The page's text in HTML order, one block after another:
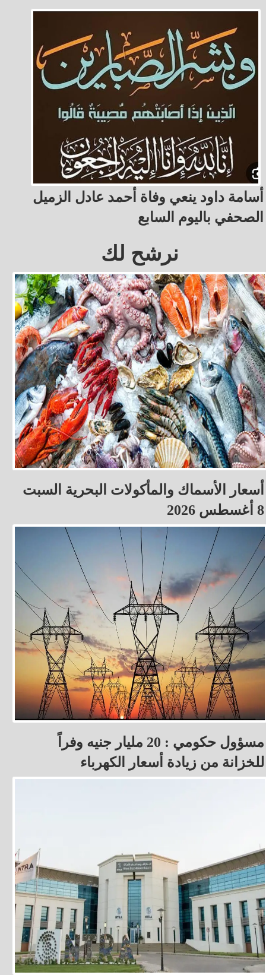
أسامة داود ينعي وفاة أحمد عادل الزميل
الصحفي باليوم السابع
نرشح لك
أسعار الأسماك والمأكولات البحرية السبت
8 أغسطس 2026
مسؤول حكومي : 20 مليار جنيه وفراً
للخزانة من زيادة أسعار الكهرباء